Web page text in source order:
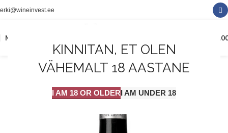
KINNITAN, ET OLEN
VÄHEMALT 18 AASTANE
I AM 18 OR OLDERI AM UNDER 18
erki@wineinvest.ee
MENÜÜ